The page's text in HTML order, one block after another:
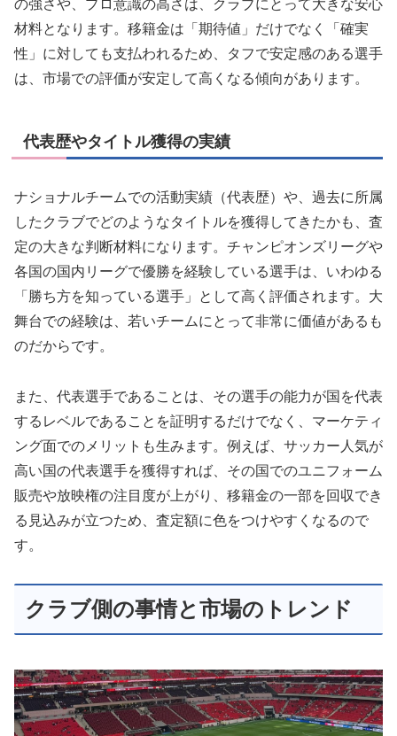
の強さや、プロ意識の高さは、クラブにとって大きな安心
材料となります。移籍金は「期待値」だけでなく「確実
性」に対しても支払われるため、タフで安定感のある選手
は、市場での評価が安定して高くなる傾向があります。
代表歴やタイトル獲得の実績
ナショナルチームでの活動実績（代表歴）や、過去に所属
したクラブでどのようなタイトルを獲得してきたかも、査
定の大きな判断材料になります。チャンピオンズリーグや
各国の国内リーグで優勝を経験している選手は、いわゆる
「勝ち方を知っている選手」として高く評価されます。大
舞台での経験は、若いチームにとって非常に価値があるも
のだからです。
また、代表選手であることは、その選手の能力が国を代表
するレベルであることを証明するだけでなく、マーケティ
ング面でのメリットも生みます。例えば、サッカー人気が
高い国の代表選手を獲得すれば、その国でのユニフォーム
販売や放映権の注目度が上がり、移籍金の一部を回収でき
る見込みが立つため、査定額に色をつけやすくなるので
す。
クラブ側の事情と市場のトレンド